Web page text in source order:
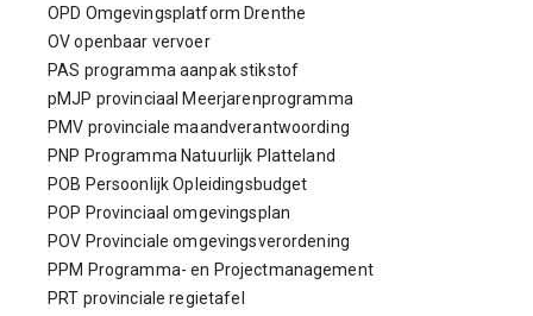
OPD Omgevingsplatform Drenthe
OV openbaar vervoer
PAS programma aanpak stikstof
pMJP provinciaal Meerjarenprogramma
PMV provinciale maandverantwoording
PNP Programma Natuurlijk Platteland
POB Persoonlijk Opleidingsbudget
POP Provinciaal omgevingsplan
POV Provinciale omgevingsverordening
PPM Programma- en Projectmanagement
PRT provinciale regietafel